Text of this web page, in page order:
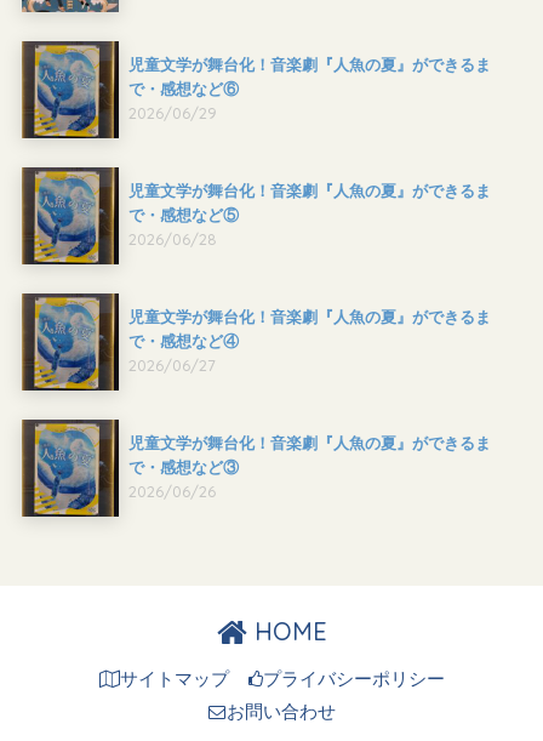
児童文学が舞台化！音楽劇『人魚の夏』ができるま
で・感想など⑥
2026/06/29
児童文学が舞台化！音楽劇『人魚の夏』ができるま
で・感想など⑤
2026/06/28
児童文学が舞台化！音楽劇『人魚の夏』ができるま
で・感想など④
2026/06/27
児童文学が舞台化！音楽劇『人魚の夏』ができるま
で・感想など③
2026/06/26
HOME
サイトマップ
プライバシーポリシー
お問い合わせ